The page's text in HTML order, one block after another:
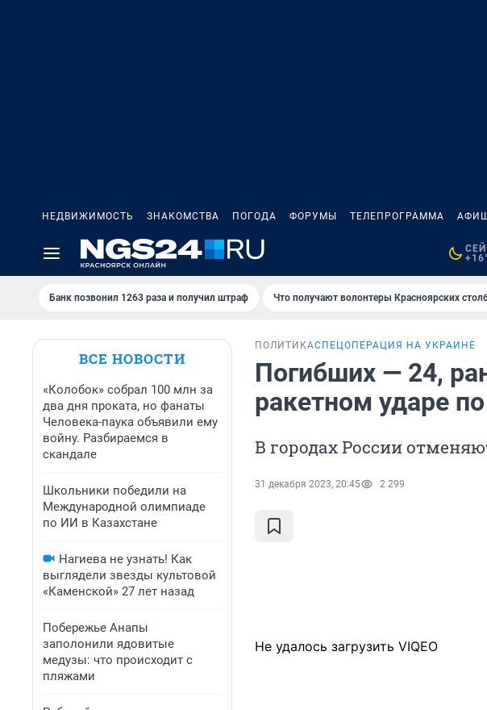
НЕДВИЖИМОСТЬ ЗНАКОМСТВА ПОГОДА ФОРУМЫ ТЕЛЕПРОГРАММА
Банк позвонил 1263 раза и получил штраф Что получают волонтеры Красноярских
ВСЕ НОВОСТИ
«Колобок» собрал 100 млн за
два дня проката, но фанаты
Человека-паука объявили ему
войну. Разбираемся в
скандале
Школьники победили на
Международной олимпиаде
по ИИ в Казахстане
Нагиева не узнать! Как
выглядели звезды культовой
«Каменской» 27 лет назад
Побережье Анапы
заполонили ядовитые
медузы: что происходит с
пляжами
ПОЛИТИКАСПЕЦОПЕРАЦИЯ НА УКРАИНЕ
Погибших — 24,
ракетном ударе
В городах России
31 декабря 2023, 20:45 2 299
Не удалось загрузить VIQEO